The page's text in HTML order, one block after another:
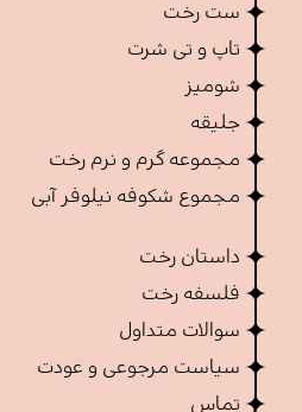
ست رخت
تاپ و تی شرت
شومیز
جلیقه
مجموعه گرم و نرم رخت
مجموع شکوفه نیلوفر آبی
داستان رخت
فلسفه رخت
سوالات متداول
سیاست مرجوعی و عودت
تماس